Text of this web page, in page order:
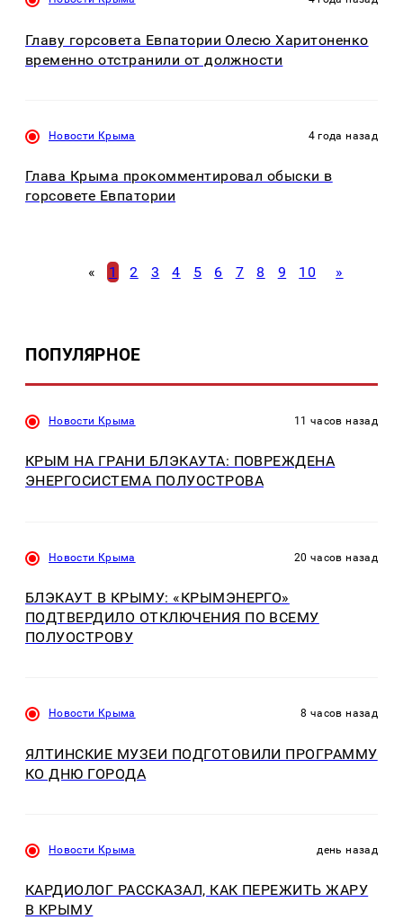
Главу горсовета Евпатории Олесю Харитоненко
временно отстранили от должности
Новости Крыма 4 года назад
Глава Крыма прокомментировал обыски в
горсовете Евпатории
« 1 2 3 4 5 6 7 8 9 10 »
ПОПУЛЯРНОЕ
Новости Крыма 11 часов назад
КРЫМ НА ГРАНИ БЛЭКАУТА: ПОВРЕЖДЕНА
ЭНЕРГОСИСТЕМА ПОЛУОСТРОВА
Новости Крыма 20 часов назад
БЛЭКАУТ В КРЫМУ: «КРЫМЭНЕРГО»
ПОДТВЕРДИЛО ОТКЛЮЧЕНИЯ ПО ВСЕМУ
ПОЛУОСТРОВУ
Новости Крыма 8 часов назад
ЯЛТИНСКИЕ МУЗЕИ ПОДГОТОВИЛИ ПРОГРАММУ
КО ДНЮ ГОРОДА
Новости Крыма день назад
КАРДИОЛОГ РАССКАЗАЛ, КАК ПЕРЕЖИТЬ ЖАРУ
В КРЫМУ